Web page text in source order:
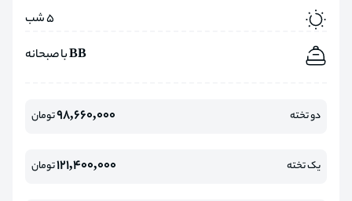
5 شب
BB با صبحانه
دو تخته 98,660,000تومان
یک تخته 121,400,000تومان